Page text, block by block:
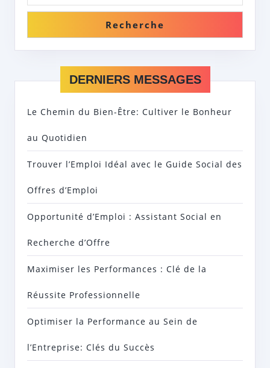
Recherche
DERNIERS MESSAGES
Le Chemin du Bien-Être: Cultiver le Bonheur
au Quotidien
Trouver l’Emploi Idéal avec le Guide Social des
Offres d’Emploi
Opportunité d’Emploi : Assistant Social en
Recherche d’Offre
Maximiser les Performances : Clé de la
Réussite Professionnelle
Optimiser la Performance au Sein de
l’Entreprise: Clés du Succès